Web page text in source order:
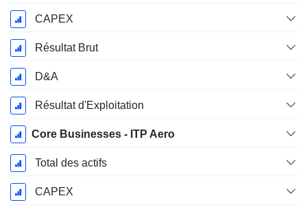
CAPEX
Résultat Brut
D&A
Résultat d'Exploitation
Core Businesses - ITP Aero
Total des actifs
CAPEX